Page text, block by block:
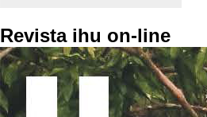
Revista ihu on-line